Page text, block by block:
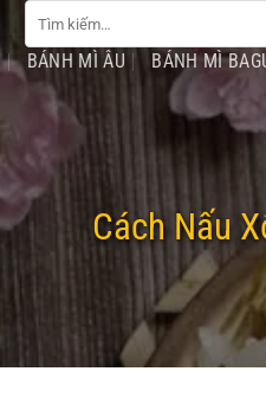
kiếm:
BÁNH MÌ ÂU BÁNH MÌ
Cách Nấu